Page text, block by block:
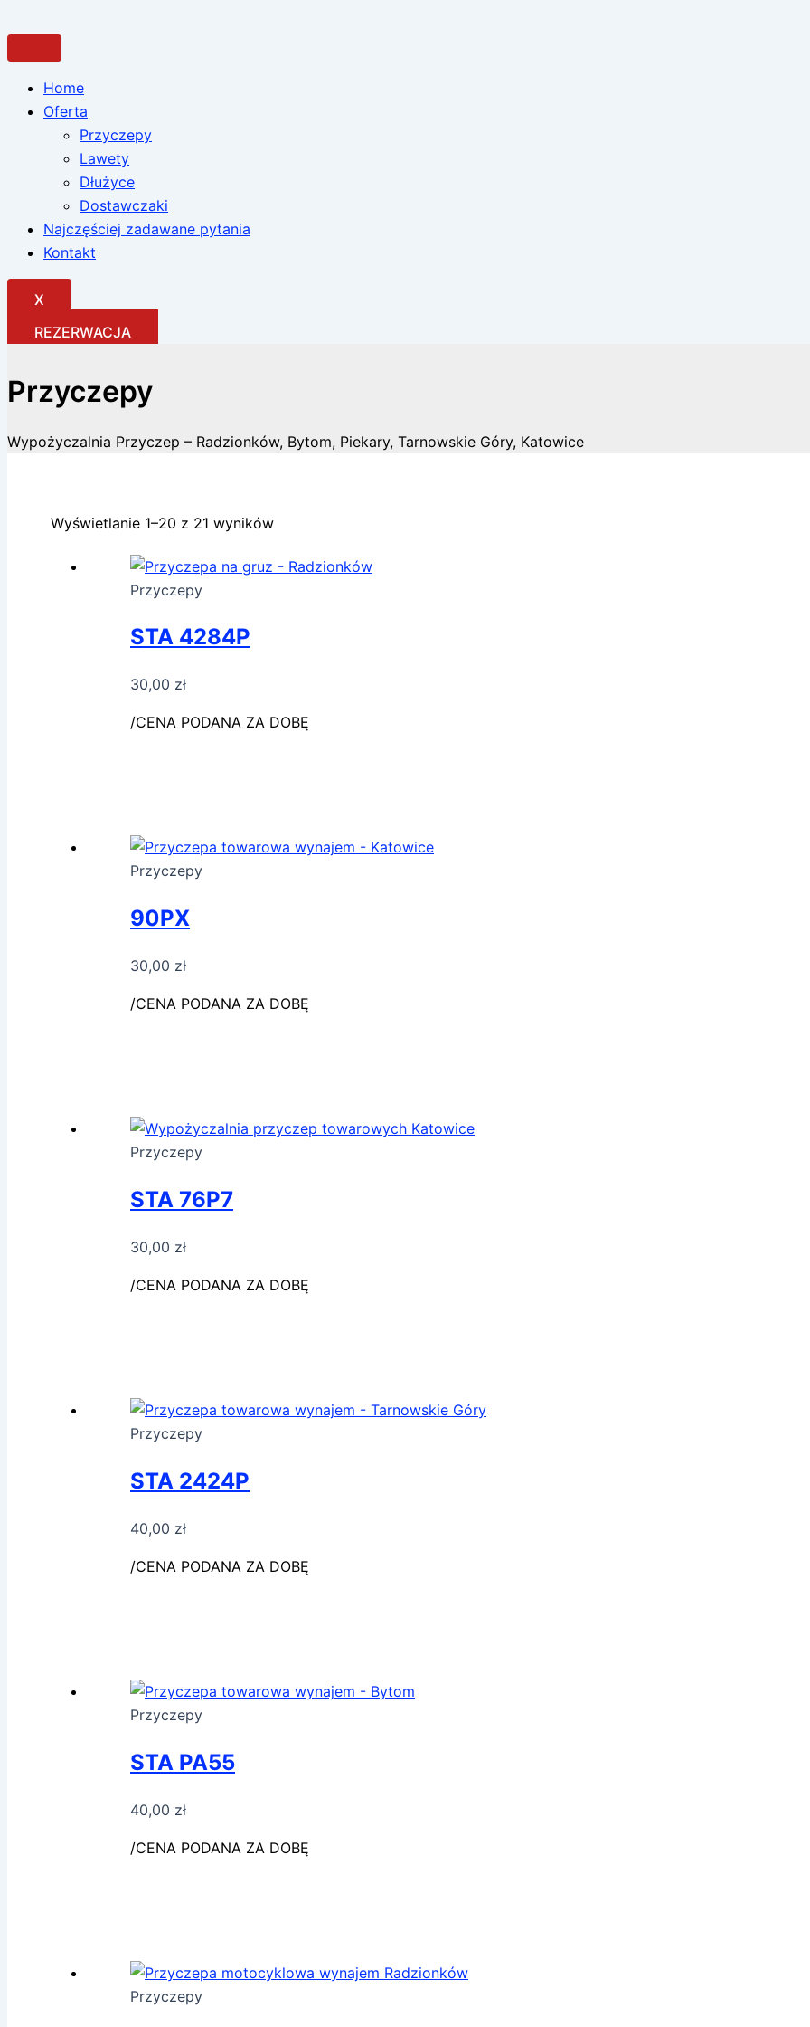
do
treści
Home
Oferta
Przyczepy
Lawety
Dłużyce
Dostawczaki
Najczęściej zadawane pytania
Kontakt
X
REZERWACJA
Przyczepy
Wypożyczalnia Przyczep – Radzionków, Bytom, Piekary, Tarnowskie Góry, Katowice
Wyświetlanie 1–20 z 21 wyników
Przyczepy
STA 4284P
30,00 zł
/CENA PODANA ZA DOBĘ
Przyczepy
90PX
30,00 zł
/CENA PODANA ZA DOBĘ
Przyczepy
STA 76P7
30,00 zł
/CENA PODANA ZA DOBĘ
Przyczepy
STA 2424P
40,00 zł
/CENA PODANA ZA DOBĘ
Przyczepy
STA PA55
40,00 zł
/CENA PODANA ZA DOBĘ
Przyczepy